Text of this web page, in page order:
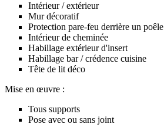
Intérieur / extérieur
Mur décoratif
Protection pare-feu derrière un poêle
Intérieur de cheminée
Habillage extérieur d'insert
Habillage bar / crédence cuisine
Tête de lit déco
Mise en œuvre :
Tous supports
Pose avec ou sans joint